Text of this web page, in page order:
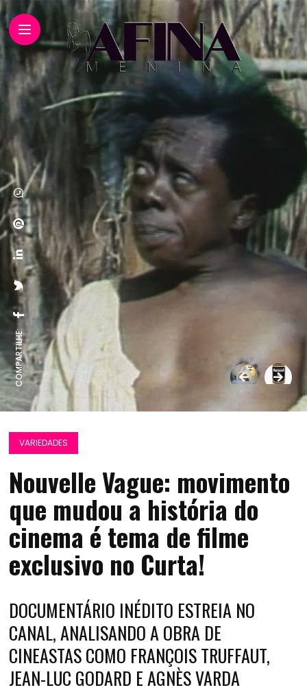
COMPARTILHE:
VARIEDADES
Nouvelle Vague: movimento
que mudou a história do
cinema é tema de filme
exclusivo no Curta!
DOCUMENTÁRIO INÉDITO ESTREIA NO
CANAL, ANALISANDO A OBRA DE
CINEASTAS COMO FRANÇOIS TRUFFAUT,
JEAN-LUC GODARD E AGNÈS VARDA